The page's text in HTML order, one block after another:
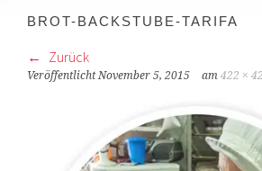
BROT-BACKSTUBE-TARIFA
Zurück
VeröffentlichtNovember 5, 2015 am422 ×